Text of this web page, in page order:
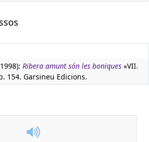
Ribera amunt són les boniques «VII.
154. Garsineu Edicions.